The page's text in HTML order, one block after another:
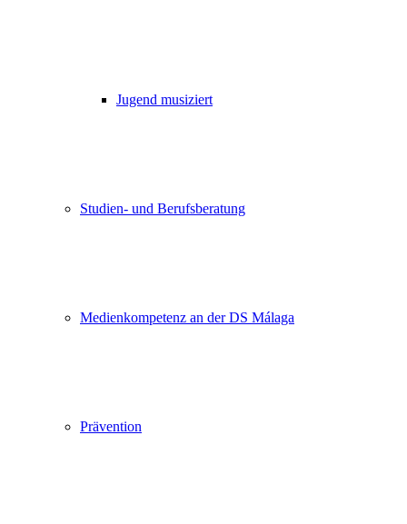
Jugend musiziert
Studien- und Berufsberatung
Medienkompetenz an der DS Málaga
Prävention